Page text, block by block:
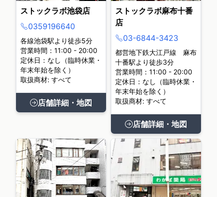
ストックラボ池袋店
0359196640
各線池袋駅より徒歩5分
営業時間：11:00 - 20:00
定休日：なし（臨時休業・
年末年始を除く）
取扱商材: すべて
店舗詳細・地図
ストックラボ麻布十番
店
03-6844-3423
都営地下鉄大江戸線 麻布
十番駅より徒歩3分
営業時間：11:00 - 20:00
定休日：なし（臨時休業・
年末年始を除く）
取扱商材: すべて
店舗詳細・地図